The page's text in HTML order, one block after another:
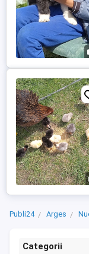
Publi24 Arges
Categorii